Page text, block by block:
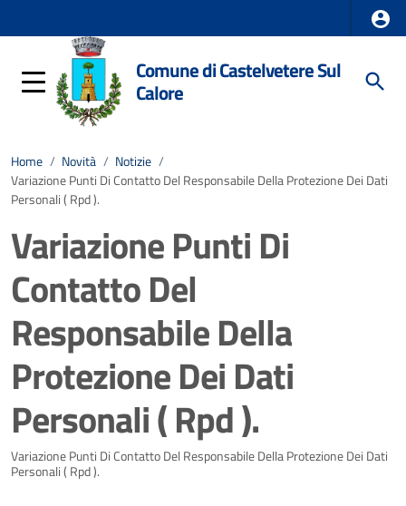
Comune di Castelvetere Sul
Calore
Home / Novità / Notizie /
Variazione Punti Di Contatto Del Responsabile Della Protezione Dei Dati
Personali ( Rpd ).
Variazione Punti Di
Contatto Del
Responsabile Della
Protezione Dei Dati
Personali ( Rpd ).
Dettagli della notizia
Variazione Punti Di Contatto Del Responsabile Della Protezione Dei Dati
Personali ( Rpd ).